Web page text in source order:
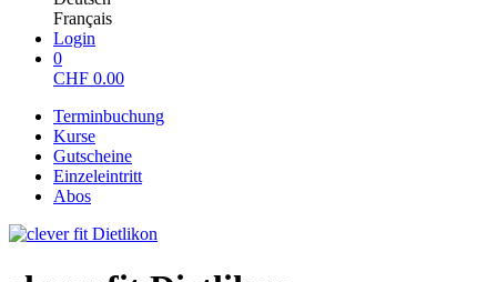
Français
Login
0
CHF 0.00
Terminbuchung
Kurse
Gutscheine
Einzeleintritt
Abos